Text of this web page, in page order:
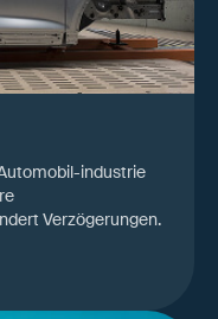
industrie
Verzögerungen.